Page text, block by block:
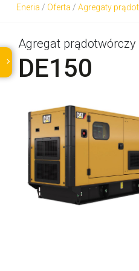
Eneria / Oferta / Agregaty
Agregat prądotwórczy
DE150